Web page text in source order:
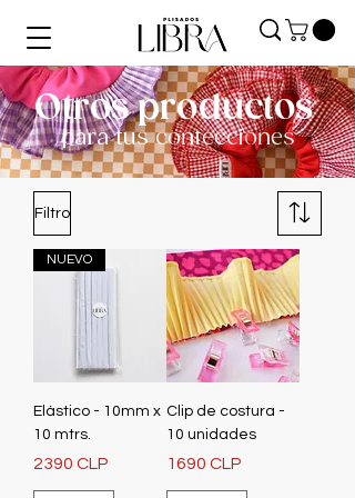
Otros productos
para tus confecciones
Filtro
NUEVO
Elástico - 10mm x
10 mtrs.
Precio
2390 CLP
Clip de costura -
10 unidades
Precio
1690 CLP